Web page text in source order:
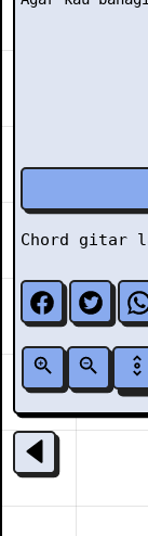
Chord gitar